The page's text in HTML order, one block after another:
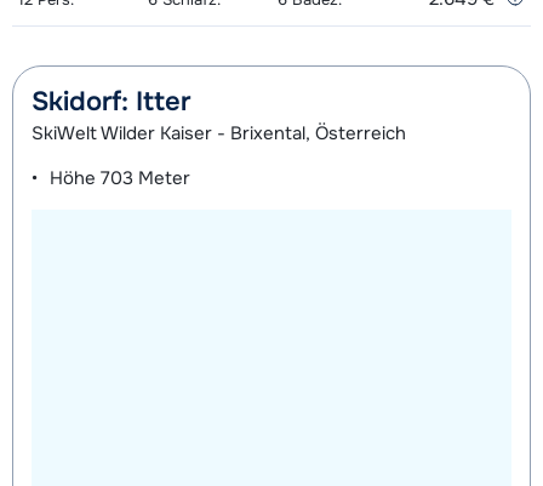
Skidorf: Itter
SkiWelt Wilder Kaiser - Brixental, Österreich
Höhe 703 Meter